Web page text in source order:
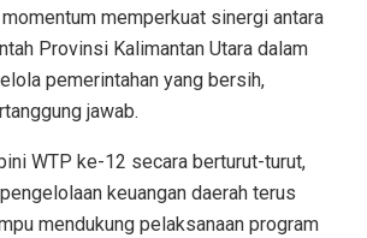
memperkuat sinergi antara
Provinsi Kalimantan Utara dalam
pemerintahan yang bersih,
jawab.
WTP ke-12 secara berturut-turut,
keuangan daerah terus
mendukung pelaksanaan program